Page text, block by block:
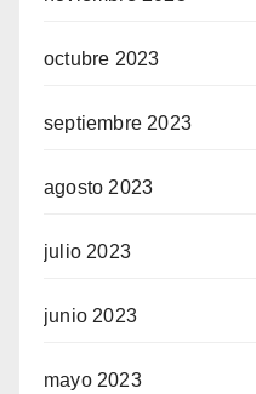
octubre 2023
septiembre 2023
agosto 2023
julio 2023
junio 2023
mayo 2023